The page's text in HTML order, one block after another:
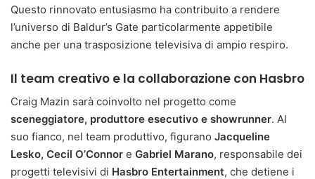
Questo rinnovato entusiasmo ha contribuito a rendere
l’universo di Baldur’s Gate particolarmente appetibile
anche per una trasposizione televisiva di ampio respiro.
Il team creativo e la collaborazione con Hasbro
Craig Mazin sarà coinvolto nel progetto come
sceneggiatore, produttore esecutivo e showrunner. Al
suo fianco, nel team produttivo, figurano Jacqueline
Lesko, Cecil O’Connor e Gabriel Marano, responsabile dei
progetti televisivi di Hasbro Entertainment, che detiene i